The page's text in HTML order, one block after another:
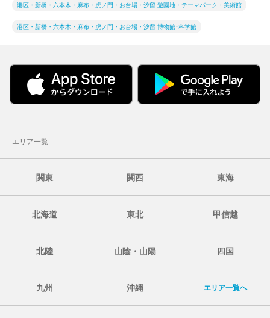
港区・新橋・六本木・麻布・虎ノ門・お台場・汐留 遊園地・テーマパーク・美術館
港区・新橋・六本木・麻布・虎ノ門・お台場・汐留 博物館･科学館
エリア一覧
関東 関西 東海
北海道 東北 甲信越
北陸 山陰・山陽 四国
九州 沖縄 エリア一覧へ